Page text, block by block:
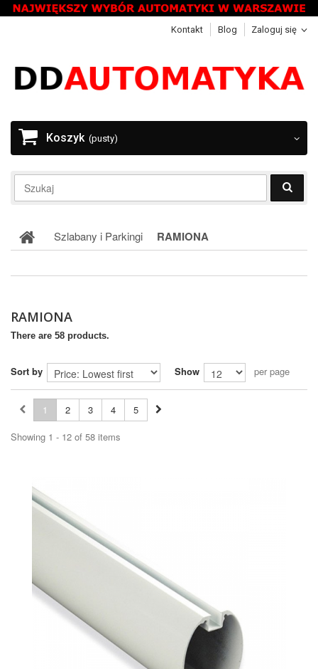
Zaloguj się
Kontakt Blog
Koszyk (pusty)
Szlabany i Parkingi RAMIONA
RAMIONA
There are 58 products.
Sort by Show per page
1 2 3 4
5
Showing 1 - 12 of 58 items